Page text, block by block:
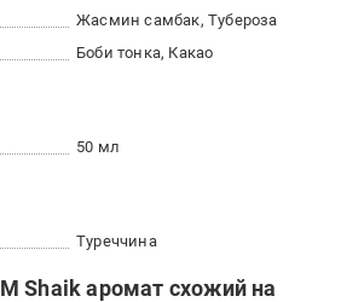
Жасмин самбак, Тубероза
Боби тонка, Какао
50 мл
Туреччина
Shaik аромат схожий на